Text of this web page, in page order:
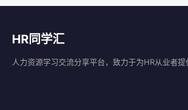
HR同学汇
人力资源学习交流分享平台，致力于为HR从业者提